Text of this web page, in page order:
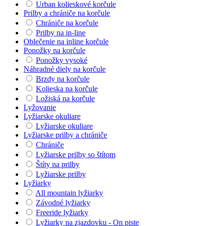
Urban kolieskové korčule
Prilby a chrániče na korčule
Chrániče na korčule
Prilby na in-line
Oblečenie na inline korčule
Ponožky na korčule
Ponožky vysoké
Náhradné diely na korčule
Brzdy na korčule
Kolieska na korčule
Ložiská na korčule
Lyžovanie
Lyžiarske okuliare
Lyžiarske okuliare
Lyžiarske prilby a chrániče
Chrániče
Lyžiarske prilby so štítom
Štíty na prilby
Lyžiarske prilby
Lyžiarky
All mountain lyžiarky
Závodné lyžiarky
Freeride lyžiarky
Lyžiarky na zjazdovku - On piste